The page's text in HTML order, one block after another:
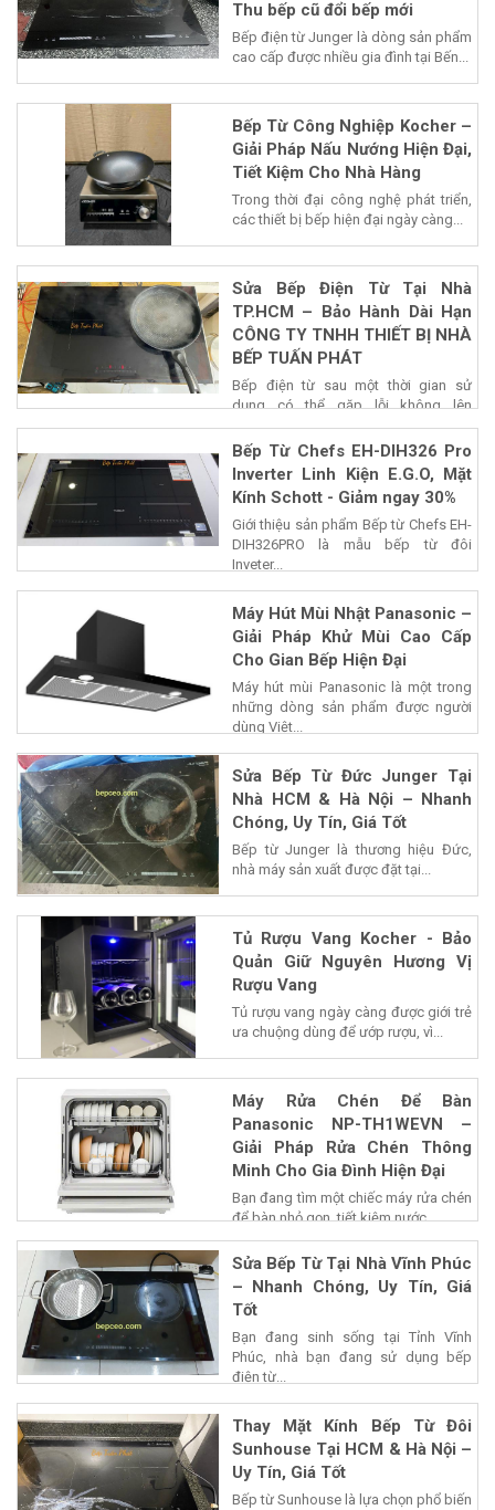
Thu bếp cũ đổi bếp mới
Bếp điện từ Junger là dòng sản phẩm
cao cấp được nhiều gia đình tại Bến...
Bếp Từ Công Nghiệp Kocher –
Giải Pháp Nấu Nướng Hiện Đại,
Tiết Kiệm Cho Nhà Hàng
Trong thời đại công nghệ phát triển,
các thiết bị bếp hiện đại ngày càng...
Sửa Bếp Điện Từ Tại Nhà
TP.HCM – Bảo Hành Dài Hạn
CÔNG TY TNHH THIẾT BỊ NHÀ
BẾP TUẤN PHÁT
Bếp điện từ sau một thời gian sử
dụng có thể gặp lỗi không lên
nguồn,...
Bếp Từ Chefs EH-DIH326 Pro
Inverter Linh Kiện E.G.O, Mặt
Kính Schott - Giảm ngay 30%
Giới thiệu sản phẩm Bếp từ Chefs EH-
DIH326PRO là mẫu bếp từ đôi
Inveter...
Máy Hút Mùi Nhật Panasonic –
Giải Pháp Khử Mùi Cao Cấp
Cho Gian Bếp Hiện Đại
Máy hút mùi Panasonic là một trong
những dòng sản phẩm được người
dùng Việt...
Sửa Bếp Từ Đức Junger Tại
Nhà HCM & Hà Nội – Nhanh
Chóng, Uy Tín, Giá Tốt
Bếp từ Junger là thương hiệu Đức,
nhà máy sản xuất được đặt tại...
Tủ Rượu Vang Kocher - Bảo
Quản Giữ Nguyên Hương Vị
Rượu Vang
Tủ rượu vang ngày càng được giới trẻ
ưa chuộng dùng để ướp rượu, vì...
Máy Rửa Chén Để Bàn
Panasonic NP-TH1WEVN –
Giải Pháp Rửa Chén Thông
Minh Cho Gia Đình Hiện Đại
Bạn đang tìm một chiếc máy rửa chén
để bàn nhỏ gọn, tiết kiệm nước...
Sửa Bếp Từ Tại Nhà Vĩnh Phúc
– Nhanh Chóng, Uy Tín, Giá
Tốt
Bạn đang sinh sống tại Tỉnh Vĩnh
Phúc, nhà bạn đang sử dụng bếp
điện từ...
Thay Mặt Kính Bếp Từ Đôi
Sunhouse Tại HCM & Hà Nội –
Uy Tín, Giá Tốt
Bếp từ Sunhouse là lựa chọn phổ biến